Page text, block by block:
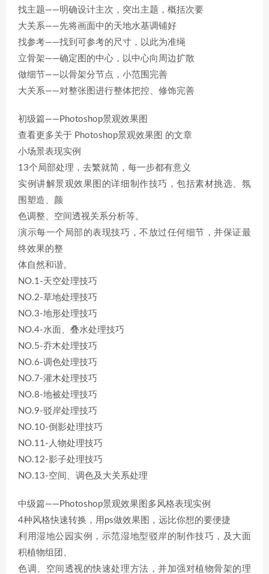
找主题——明确设计主次，突出主题，概括次要
大关系——先将画面中的天地水基调铺好
找参考——找到可参考的尺寸，以此为准绳
立骨架——确定图的中心，以中心向周边扩散
做细节——以骨架分节点，小范围完善
大关系——对整张图进行整体把控、修饰完善
初级篇——Photoshop景观效果图
查看更多关于 Photoshop景观效果图 的文章
小场景表现实例
13个局部处理，去繁就简，每一步都有意义
实例讲解景观效果图的详细制作技巧，包括素材挑选、氛
围塑造、颜
色调整、空间透视关系分析等。
演示每一个局部的表现技巧，不放过任何细节，并保证最
终效果的整
体自然和谐。
NO.1-天空处理技巧
NO.2-草地处理技巧
NO.3-地形处理技巧
NO.4-水面、叠水处理技巧
NO.5-乔木处理技巧
NO.6-调色处理技巧
NO.7-灌木处理技巧
NO.8-地被处理技巧
NO.9-驳岸处理技巧
NO.10-倒影处理技巧
NO.11-人物处理技巧
NO.12-影子处理技巧
NO.13-空间、调色及大关系处理
中级篇——Photoshop景观效果图多风格表现实例
4种风格快速转换，用ps做效果图，远比你想的要便捷
利用湿地公园实例，示范湿地型驳岸的制作技巧，及大面
积植物组团、
色调、空间透视的快速处理方法，并加强对植物骨架的理